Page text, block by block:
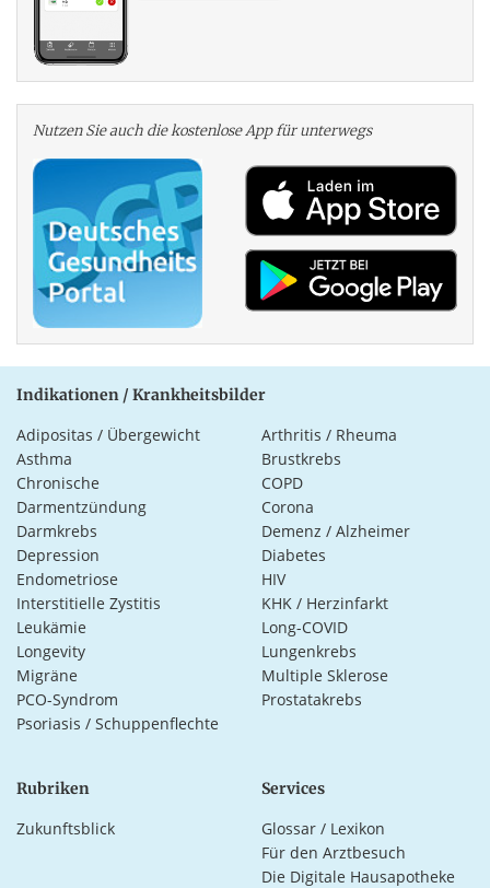
Nutzen Sie auch die kosten­lose App für unterwegs
Indikationen / Krankheitsbilder
Adipositas / Übergewicht
Arthritis / Rheuma
Asthma
Brustkrebs
Chronische
Darmentzündung
COPD
Corona
Darmkrebs
Demenz / Alzheimer
Depression
Diabetes
Endometriose
HIV
Interstitielle Zystitis
KHK / Herzinfarkt
Leukämie
Long-COVID
Longevity
Lungenkrebs
Migräne
Multiple Sklerose
PCO-Syndrom
Prostatakrebs
Psoriasis / Schuppenflechte
Rubriken
Zukunftsblick
Services
Glossar / Lexikon
Für den Arztbesuch
Die Digitale Hausapotheke